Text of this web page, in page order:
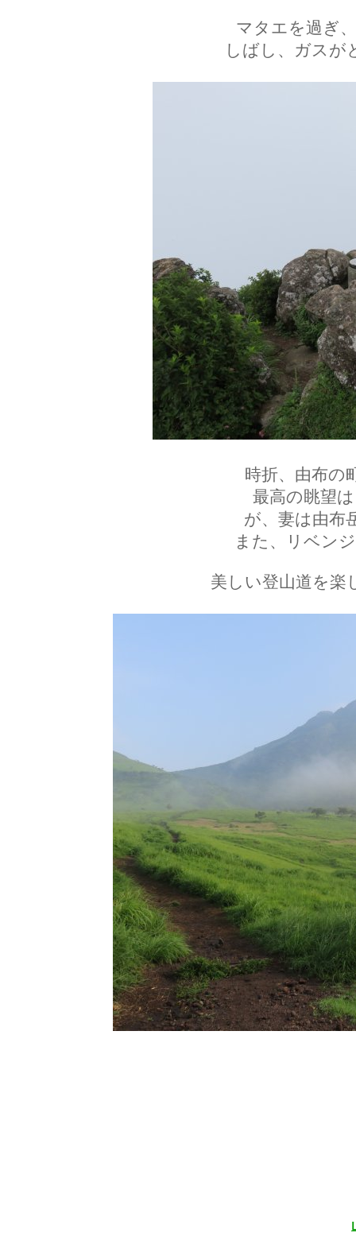
マタエを過ぎ
しばし、ガスが
時折、由布の
最高の眺望
が、妻は由布
また、リベン
美しい登山道を楽